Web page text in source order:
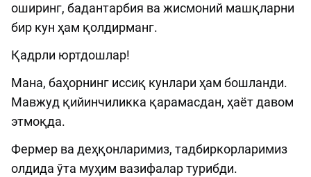
оширинг, бадантарбия ва жисмоний машқларни
бир кун ҳам қолдирманг.
Қадрли юртдошлар!
Мана, баҳорнинг иссиқ кунлари ҳам бошланди.
Мавжуд қийинчиликка қарамасдан, ҳаёт давом
этмоқда.
Фермер ва деҳқонларимиз, тадбиркорларимиз
олдида ўта муҳим вазифалар турибди.